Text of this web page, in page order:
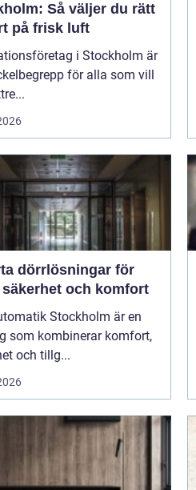
Så väljer du rätt
på frisk luft
i Stockholm är
för alla som vill
dörrlösningar för
och komfort
Stockholm är en
som kombinerar komfort,
och tillg...